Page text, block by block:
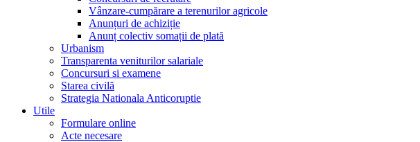
Vânzare-cumpărare a terenurilor agricole
Anunțuri de achiziție
Anunț colectiv somații de plată
Urbanism
Transparenta veniturilor salariale
Concursuri si examene
Starea civilă
Strategia Nationala Anticoruptie
Utile
Formulare online
Acte necesare